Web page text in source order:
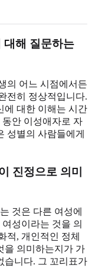
대해 질문하는
의 어느 시점에서든
전히 정상적입니다.
에 대한 이해는 시간
안 이성애자로 자
성별의 사람들에게
진정으로 의미
것은 다른 여성에
성이라는 것을 의
적, 개인적인 정체
을 의미하는지가 가
습니다. 그 꼬리표가